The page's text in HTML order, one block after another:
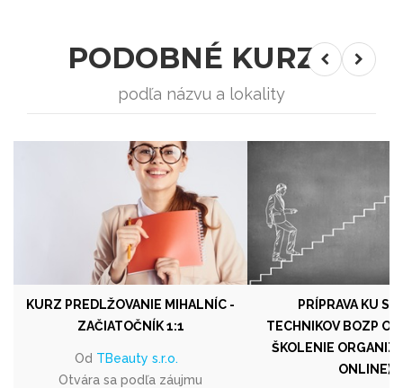
PODOBNÉ KURZY
podľa názvu a lokality
KURZ PREDLŽOVANIE MIHALNÍC -
ZAČIATOČNÍK 1:1
Od TBeauty s.r.o.
Otvára sa podľa záujmu
PRÍPRAVA KU
TECHNIKOV BOZP
ŠKOLENIE
ONLINE)